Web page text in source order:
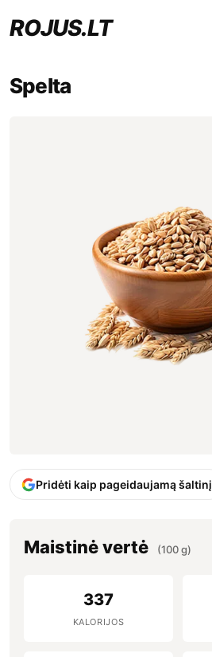
ROJUS.LT
Spelta
Pridėti kaip pageidaujamą šaltinį
Maistinė vertė (100 g)
337
KALORIJOS